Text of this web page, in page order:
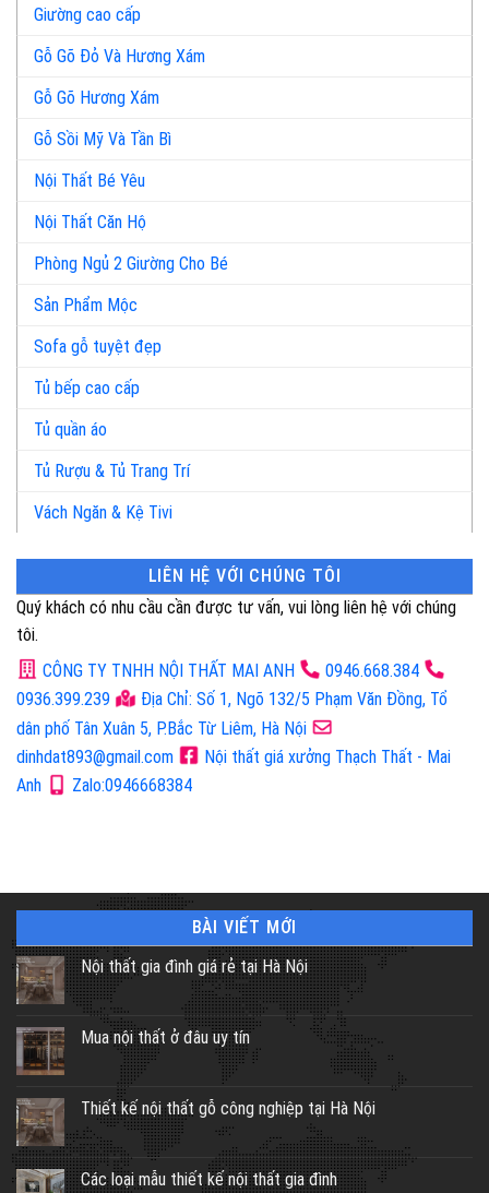
Giường cao cấp
Gỗ Gõ Đỏ Và Hương Xám
Gỗ Gõ Hương Xám
Gỗ Sồi Mỹ Và Tần Bì
Nội Thất Bé Yêu
Nội Thất Căn Hộ
Phòng Ngủ 2 Giường Cho Bé
Sản Phẩm Mộc
Sofa gỗ tuyệt đẹp
Tủ bếp cao cấp
Tủ quần áo
Tủ Rượu & Tủ Trang Trí
Vách Ngăn & Kệ Tivi
LIÊN HỆ VỚI CHÚNG TÔI
Quý khách có nhu cầu cần được tư vấn, vui lòng liên hệ với chúng
tôi.
CÔNG TY TNHH NỘI THẤT MAI ANH
0946.668.384
0936.399.239
Địa Chỉ: Số 1, Ngõ 132/5 Phạm Văn Đồng, Tổ
dân phố Tân Xuân 5, P.Bắc Từ Liêm, Hà Nội
dinhdat893@gmail.com
Nội thất giá xưởng Thạch Thất - Mai
Anh
Zalo:0946668384
BÀI VIẾT MỚI
Nội thất gia đình giá rẻ tại Hà Nội
Mua nội thất ở đâu uy tín
Thiết kế nội thất gỗ công nghiệp tại Hà Nội
Các loại mẫu thiết kế nội thất gia đình